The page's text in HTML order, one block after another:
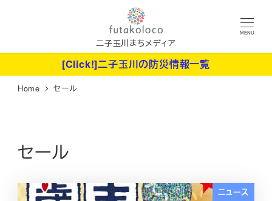
ン
二子玉川まちメディア
MENU
[Click!]二子玉川の防災情報一覧
Home セール
セール
ニュース